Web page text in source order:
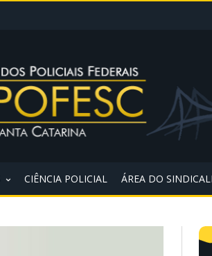
CIÊNCIA POLICIAL ÁREA DO